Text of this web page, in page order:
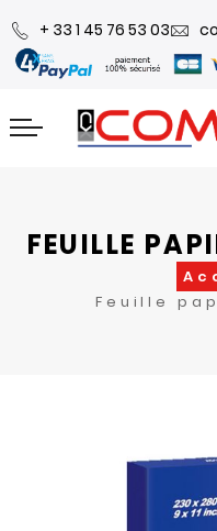
+ 33 1 45 76 53 03
FEUILLE
Feuille